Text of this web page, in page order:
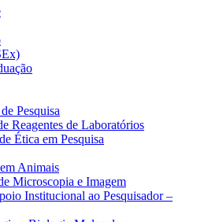
Pesquisa
Reagentes de Laboratórios
Ética em Pesquisa
Animais
Microscopia e Imagem
Institucional ao Pesquisador –